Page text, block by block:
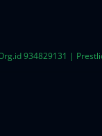
934829131 |